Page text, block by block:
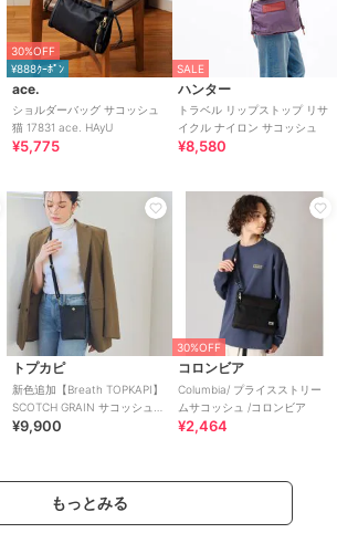
30%OFF
¥888ｸｰﾎﾟﾝ
ace.
ショルダーバッグ サコッシュ
猫 17831 ace. HAyU
¥5,775
SALE
ハンター
トラベル リップストップ リサ
イクル ナイロン サコッシュ
¥8,580
トプカピ
新色追加【Breath TOPKAPI】
SCOTCH GRAIN サコッシュ
スマホショルダーバッグ
¥9,900
30%OFF
コロンビア
Columbia/ プライスストリー
ムサコッシュ /コロンビア
¥2,464
もっとみる